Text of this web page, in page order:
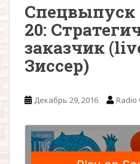
Спецвыпуск
20:
заказчик
Зиссер)
Декабрь 29, 2016 Radio